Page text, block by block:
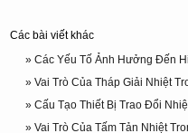
Các bài viết khác
» Các Yếu Tố Ảnh Hưởng Đến
» Vai Trò Của Tháp Giải Nhiệt
» Cấu Tạo Thiết Bị Trao Đổi
» Vai Trò Của Tấm Tản Nhiệt